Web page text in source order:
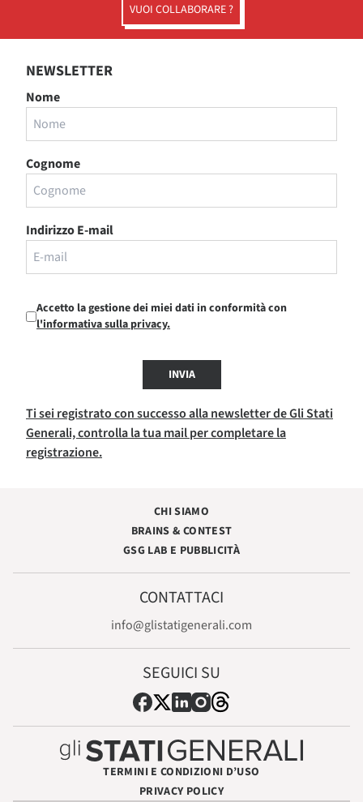
VUOI COLLABORARE ?
NEWSLETTER
Nome
Cognome
Indirizzo E-mail
Accetto la gestione dei miei dati in conformità con
l'informativa sulla privacy.
INVIA
Ti sei registrato con successo alla newsletter de Gli Stati
Generali, controlla la tua mail per completare la
registrazione.
CHI SIAMO
BRAINS & CONTEST
GSG LAB E PUBBLICITÀ
CONTATTACI
info@glistatigenerali.com
SEGUICI SU
TERMINI E CONDIZIONI D’USO
PRIVACY POLICY